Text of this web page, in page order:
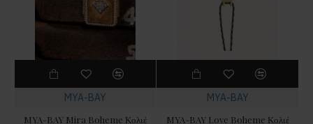
MYA-BAY
MYA-BAY Mira Boheme Κολιέ
MYA-BAY
MYA-BAY Love Boheme Κολιέ